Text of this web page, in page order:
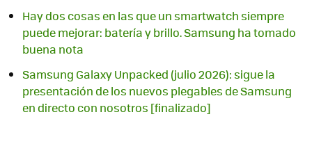
Hay dos cosas en las que un smartwatch siempre
puede mejorar: batería y brillo. Samsung ha tomado
buena nota
Samsung Galaxy Unpacked (julio 2026): sigue la
presentación de los nuevos plegables de Samsung
en directo con nosotros [finalizado]